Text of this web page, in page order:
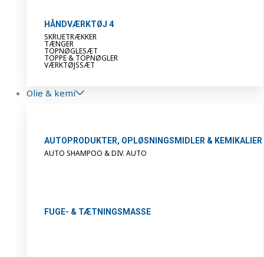
HÅNDVÆRKTØJ 4
SKRUETRÆKKER
TÆNGER
TOPNØGLESÆT
TOPPE & TOPNØGLER
VÆRKTØJSSÆT
Olie & kemi
AUTOPRODUKTER, OPLØSNINGSMIDLER & KEMIKALIER
AUTO SHAMPOO & DIV. AUTO
FUGE- & TÆTNINGSMASSE